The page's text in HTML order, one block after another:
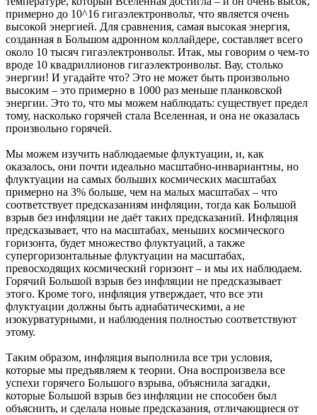
примерно до 10^16 гигаэлектронвольт, что является очень
высокой энергией. Для сравнения, самая высокая энергия,
созданная в Большом адронном коллайдере, составляет всего
около 10 тысяч гигаэлектронвольт. Итак, мы говорим о чем-то
вроде 10 квадриллионов гигаэлектронвольт. Вау, столько
энергии! И угадайте что? Это не может быть произвольно
высоким – это примерно в 1000 раз меньше планковской
энергии. Это то, что мы можем наблюдать: существует предел
тому, насколько горячей стала Вселенная, и она не оказалась
произвольно горячей.
Мы можем изучить наблюдаемые флуктуации, и, как
оказалось, они почти идеально масштабно-инвариантны, но
флуктуации на самых больших космических масштабах
примерно на 3% больше, чем на малых масштабах – что
соответствует предсказаниям инфляции, тогда как Большой
взрыв без инфляции не даёт таких предсказаний. Инфляция
предсказывает, что на масштабах, меньших космического
горизонта, будет множество флуктуаций, а также
супергоризонтальные флуктуации на масштабах,
превосходящих космический горизонт – и мы их наблюдаем.
Горячий Большой взрыв без инфляции не предсказывает
этого. Кроме того, инфляция утверждает, что все эти
флуктуации должны быть адиабатическими, а не
изокурватурными, и наблюдения полностью соответствуют
этому.
Таким образом, инфляция выполнила все три условия,
которые мы предъявляем к теории. Она воспроизвела все
успехи горячего Большого взрыва, объяснила загадки,
которые Большой взрыв без инфляции не способен был
объяснить, и сделала новые предсказания, отличающиеся от